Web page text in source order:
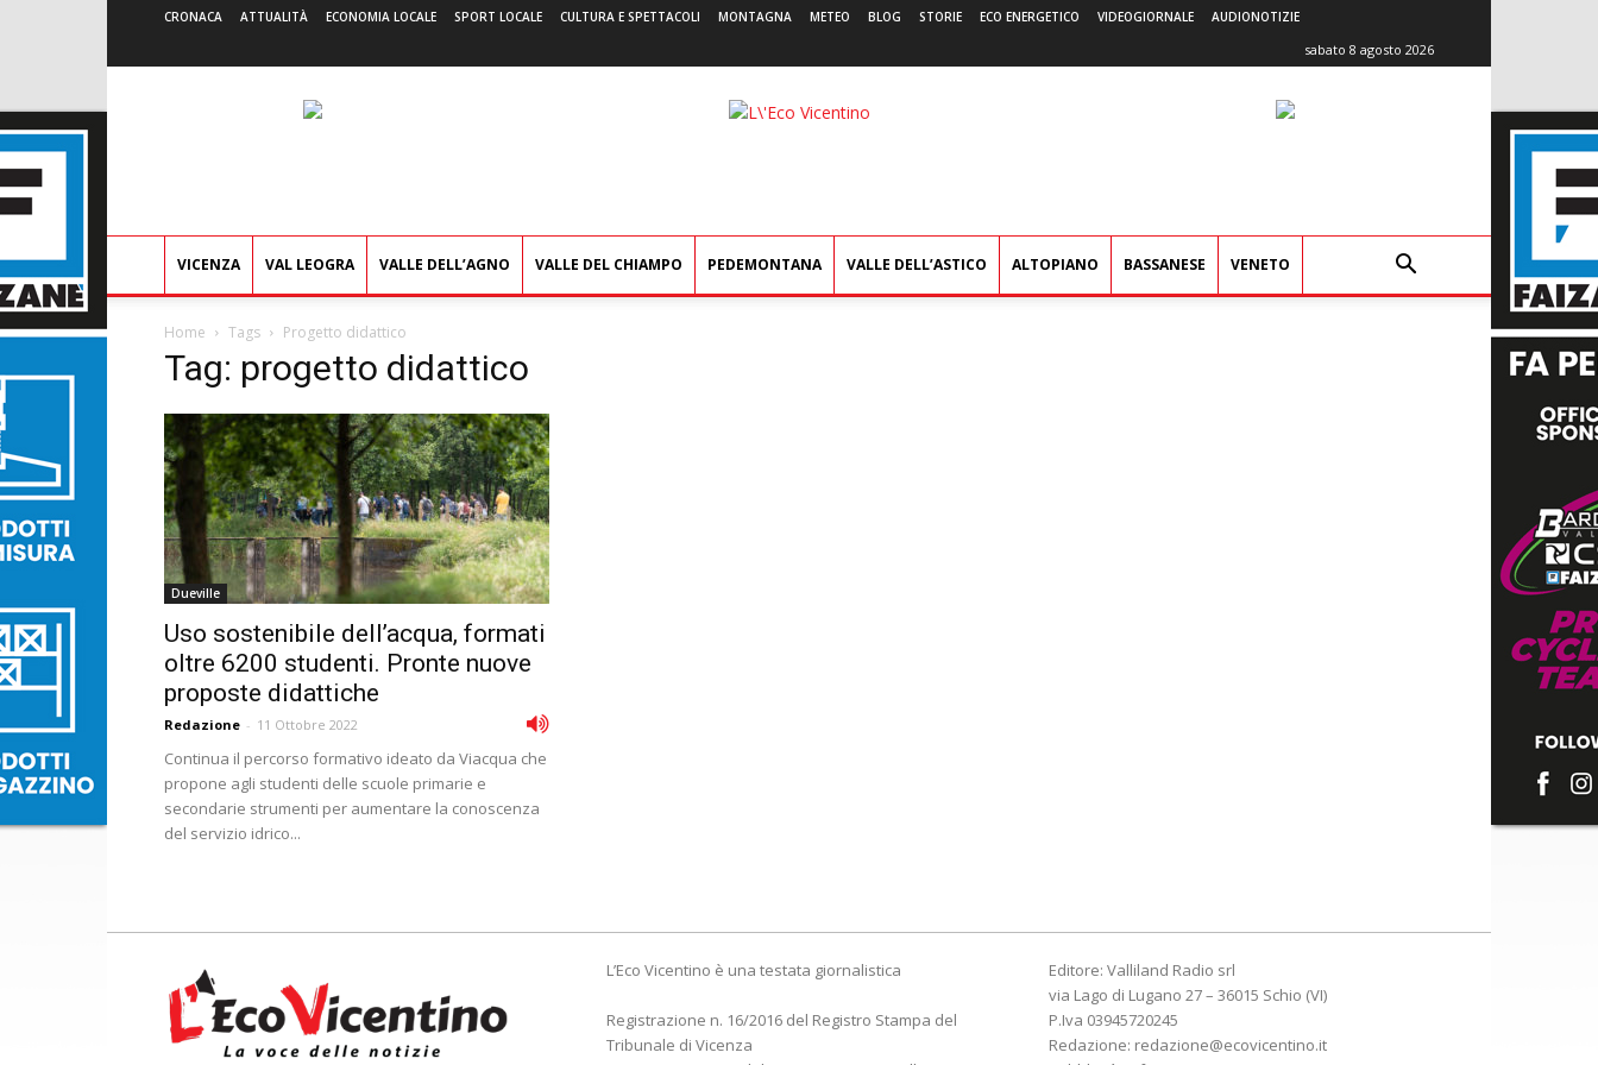
CRONACA ATTUALITÀ ECONOMIA LOCALE SPORT LOCALE CULTURA E SPETTACOLI MONTAGNA METEO BLOG STORIE ECO ENERGETICO VIDEOGIORNALE AUDIONOTIZIE
sabato 8 agosto 2026
L'Eco
VICENZA VAL LEOGRA VALLE DELL’AGNO VALLE DEL CHIAMPO PEDEMONTANA VALLE DELL’ASTICO ALTOPIANO BASSANESE VENETO
Home Tags Progetto didattico
Tag: progetto didattico
Dueville
Uso sostenibile dell’acqua, formati
oltre 6200 studenti. Pronte nuove
proposte didattiche
Redazione - 11 Ottobre 2022
Continua il percorso formativo ideato da Viacqua che
propone agli studenti delle scuole primarie e
secondarie strumenti per aumentare la conoscenza
del servizio idrico...
L’Eco Vicentino è una testata giornalistica
Registrazione n. 16/2016 del Registro Stampa del
Tribunale di Vicenza
Editore: Valliland Radio srl
via Lago di Lugano 27 – 36015 Schio (VI)
P.Iva 03945720245
Redazione: redazione@ecovicentino.it